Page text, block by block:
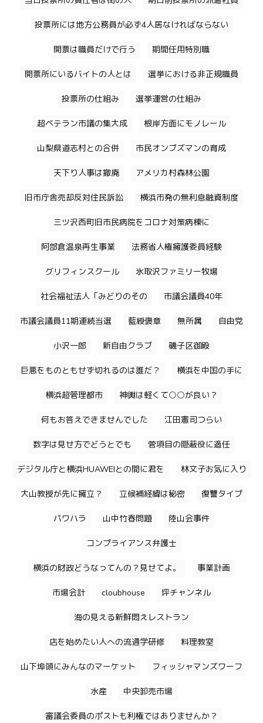
投票所には地方公務員が必ず4人居なければならない
開票は職員だけで行う 期間任用特別職
開票所にいるバイトの人とは 選挙における非正規職員
投票所の仕組み 選挙運営の仕組み
超ベテラン市議の集大成 根岸方面にモノレール
山梨県道志村との合併 市民オンブズマンの育成
天下り人事は撤廃 アメリカ村森林公園
旧市庁舎売却反対住民訴訟 横浜市発の無利息融資制度
三ツ沢西町旧市民病院をコロナ対策病棟に
阿部倉温泉再生事業 法務省人権擁護委員経験
グリフィンスクール 氷取沢ファミリー牧場
社会福祉法人「みどりのその 市議会議員40年
市議会議員11期連続当選 藍綬褒章 無所属 自由党
小沢一郎 新自由クラブ 磯子区御殿
巨悪をものともせず切れるのは誰だ？ 横浜を中国の手に
横浜超管理都市 神輿は軽くて○○が良い？
何もお答えできませんでした 江田憲司つらい
数字は見せ方でどうとでも 菅項目の隠蔽役に適任
デジタル庁と横浜HUAWEIとの間に君を 林文子お気に入り
大山教授が先に擁立？ 立候補経緯は秘密 復讐タイプ
パワハラ 山中竹春問題 陸山会事件
コンプライアンス弁護士
横浜の財政どうなってんの？見せてよ。 事業計画
市場会計 cloubhouse 坪チャンネル
海の見える新鮮悶えレストラン
店を始めたい人への流通学研修 料理教室
山下埠頭にみんなのマーケット フィッシャマンズワーフ
水産 中央卸売市場
審議会委員のポストも利権ではありませんか？